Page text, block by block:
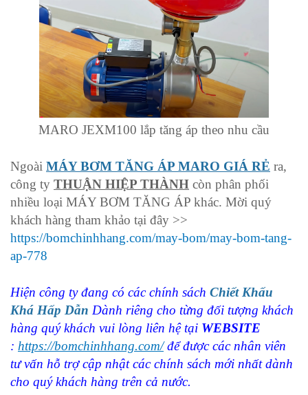
MARO JEXM100 lắp tăng áp theo nhu cầu
Ngoài MÁY BƠM TĂNG ÁP MARO GIÁ RẺ ra,
công ty THUẬN HIỆP THÀNH còn phân phối
nhiều loại MÁY BƠM TĂNG ÁP khác. Mời quý
khách hàng tham khảo tại đây >>
https://bomchinhhang.com/may-bom/may-bom-tang-
ap-778
Hiện công ty đang có các chính sách Chiết Khấu
Khá Hấp Dẫn Dành riêng cho từng đối tượng khách
hàng quý khách vui lòng liên hệ tại WEBSITE
: https://bomchinhhang.com/để được các nhân viên
tư vấn hỗ trợ cập nhật các chính sách mới nhất dành
cho quý khách hàng trên cả nước.